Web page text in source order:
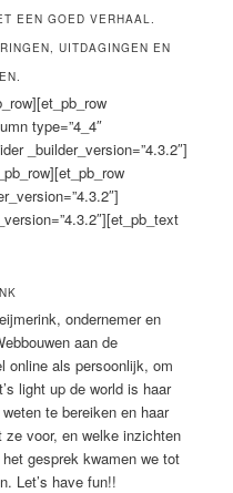
EEN GOED VERHAAL.
UITDAGINGEN EN
type=”4_4″
_builder_version=”4.3.2″]
ondernemer en
aan de
online als persoonlijk, om
light up de world is haar
te bereiken en haar
voor, en welke inzichten
gesprek kwamen we tot
Let’s have fun!!